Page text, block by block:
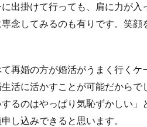
に出掛けて行っても、肩に力が
念してみるのも有りです。笑
再婚の方が婚活がうまく行く
活に活かすことが可能だからで
するのはやっぱり気恥ずかしい
し込みできると思います。